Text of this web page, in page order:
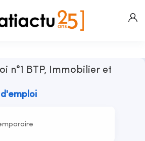
n°1 BTP, Immobilier et